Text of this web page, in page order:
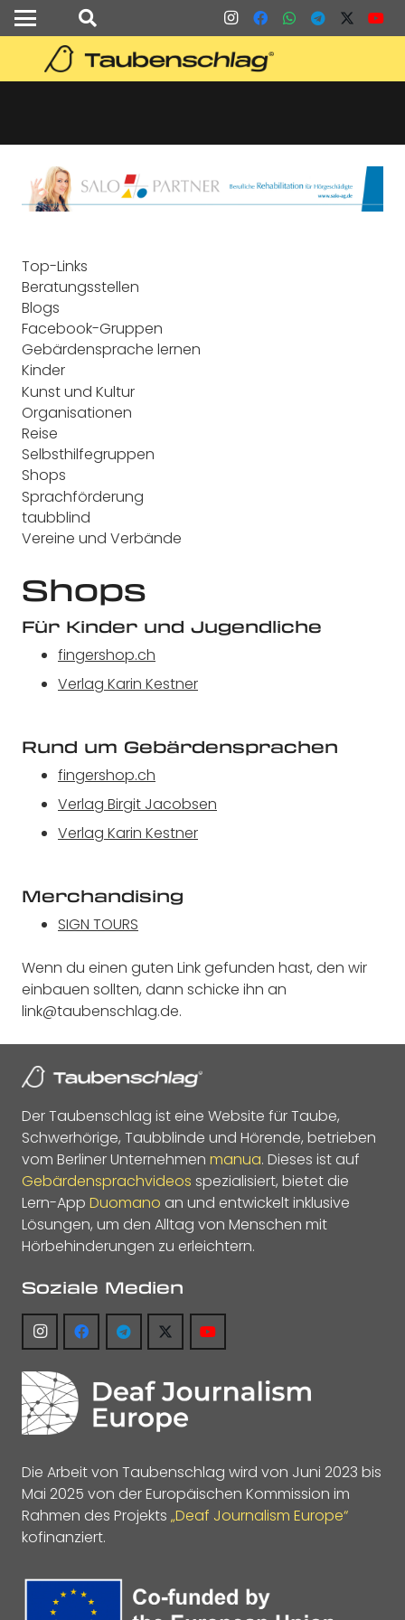
Top-Links
Beratungsstellen
Blogs
Facebook-Gruppen
Gebärdensprache lernen
Kinder
Kunst und Kultur
Organisationen
Reise
Selbsthilfegruppen
Shops
Sprachförderung
taubblind
Vereine und Verbände
Shops
Für Kinder und Jugendliche
fingershop.ch
Verlag Karin Kestner
Rund um Gebärdensprachen
fingershop.ch
Verlag Birgit Jacobsen
Verlag Karin Kestner
Merchandising
SIGN TOURS
Wenn du einen guten Link gefunden hast, den wir
einbauen sollten, dann schicke ihn an
link@taubenschlag.de.
Der Taubenschlag ist eine Website für Taube,
Schwerhörige, Taubblinde und Hörende, betrieben
vom Berliner Unternehmen manua. Dieses ist auf
Gebärdensprachvideos spezialisiert, bietet die
Lern-App Duomano an und entwickelt inklusive
Lösungen, um den Alltag von Menschen mit
Hörbehinderungen zu erleichtern.
Soziale Medien
Die Arbeit von Taubenschlag wird von Juni 2023 bis
Mai 2025 von der Europäischen Kommission im
Rahmen des Projekts „Deaf Journalism Europe“
kofinanziert.